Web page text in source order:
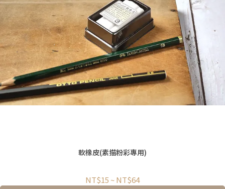
軟橡皮(素描粉彩專用)
NT$15 ~NT$64